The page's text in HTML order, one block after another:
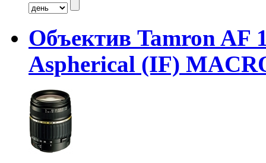
Объектив Tamron AF
Aspherical (IF)